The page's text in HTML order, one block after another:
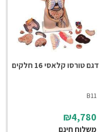
דגם טורסו קלאסי 16 חלקים
B11
₪4,780
משלוח חינם